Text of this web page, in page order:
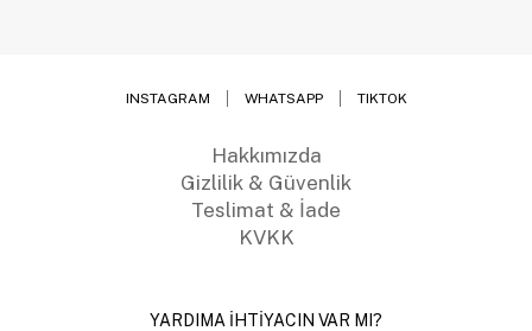
INSTAGRAM WHATSAPP TIKTOK
Hakkımızda
Gizlilik & Güvenlik
Teslimat & İade
KVKK
YARDIMA İHTİYACIN VAR MI?